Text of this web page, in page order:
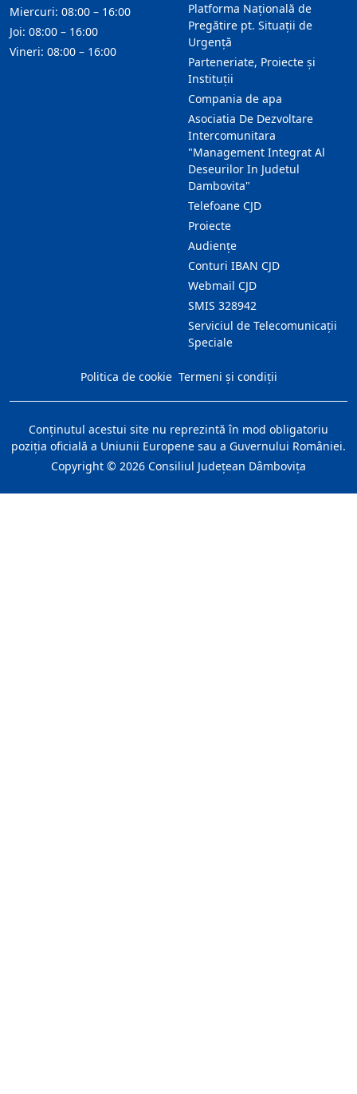
Platforma Națională de
Pregătire pt. Situații de
Urgență
Parteneriate, Proiecte și
Instituții
Compania de apa
Asociatia De Dezvoltare
Intercomunitara
"Management Integrat Al
Deseurilor In Judetul
Dambovita"
Telefoane CJD
Proiecte
Audienţe
Conturi IBAN CJD
Webmail CJD
SMIS 328942
Serviciul de Telecomunicații
Speciale
Miercuri: 08:00 – 16:00
Joi: 08:00 – 16:00
Vineri: 08:00 – 16:00
Politica de cookie Termeni și condiții
Conţinutul acestui site nu reprezintă în mod obligatoriu
poziţia oficială a Uniunii Europene sau a Guvernului României.
Copyright © 2026 Consiliul Judeţean Dâmboviţa